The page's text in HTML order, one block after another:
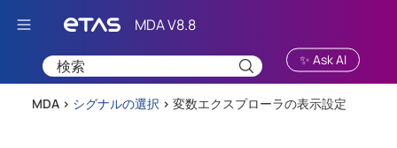
Skip To Main Content
✨ Ask AI
MDA > シグナルの選択 > 変数エクスプローラの表示設定